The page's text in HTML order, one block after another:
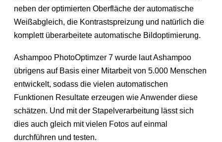
neben der optimierten Oberfläche der automatische
Weißabgleich, die Kontrastspreizung und natürlich die
komplett überarbeitete automatische Bildoptimierung.
Ashampoo PhotoOptimzer 7 wurde laut Ashampoo
übrigens auf Basis einer Mitarbeit von 5.000 Menschen
entwickelt, sodass die vielen automatischen
Funktionen Resultate erzeugen wie Anwender diese
schätzen. Und mit der Stapelverarbeitung lässt sich
dies auch gleich mit vielen Fotos auf einmal
durchführen und testen.